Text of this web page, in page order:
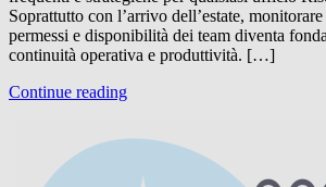
Soprattutto con l’arrivo dell’estate,
permessi e disponibilità dei team diventa
continuità operativa e produttività. […]
Continue reading